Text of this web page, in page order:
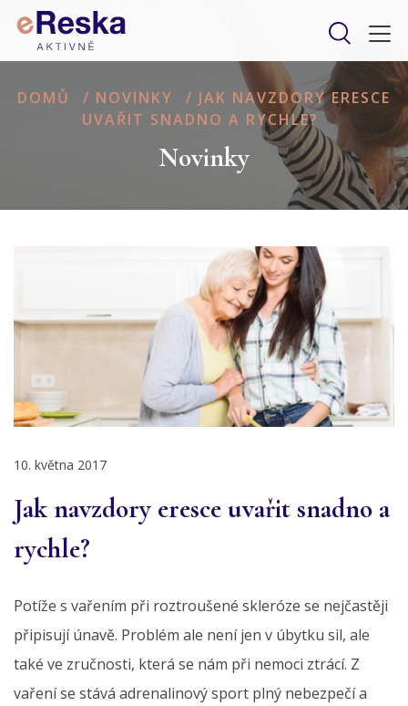
DOMŮ / NOVINKY / JAK NAVZDORY ERESCE
UVAŘIT SNADNO A RYCHLE?
Novinky
10. května 2017
Jak navzdory eresce uvařit snadno a
rychle?
Potíže s vařením při roztroušené skleróze se nejčastěji
připisují únavě. Problém ale není jen v úbytku sil, ale
také ve zručnosti, která se nám při nemoci ztrácí. Z
vaření se stává adrenalinový sport plný nebezpečí a